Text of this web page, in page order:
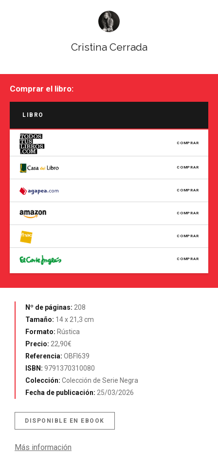
Cristina Cerrada
Comprar el libro:
LIBRO
COMPRAR
COMPRAR
COMPRAR
COMPRAR
COMPRAR
COMPRAR
Nº de páginas: 208
Tamaño: 14 x 21,3 cm
Formato: Rústica
Precio: 22,90€
Referencia: OBFI639
ISBN: 9791370310080
Colección: Colección de Serie Negra
Fecha de publicación: 25/03/2026
DISPONIBLE EN EBOOK
Más información